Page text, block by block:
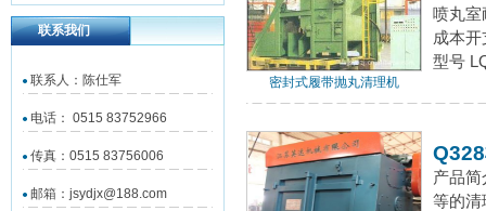
联系我们
联系人：陈仕军
电话： 0515 83752966
传真：0515 83756006
邮箱：jsydjx@188.com
密封式履带抛丸清理机
喷丸室
成本
型号
产品
等的清